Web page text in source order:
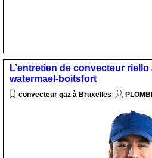
L’entretien de convecteur
watermael-boitsfort
convecteur gaz à Bruxelles